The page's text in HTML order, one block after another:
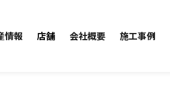
情報 店舗 会社概要 施工事例